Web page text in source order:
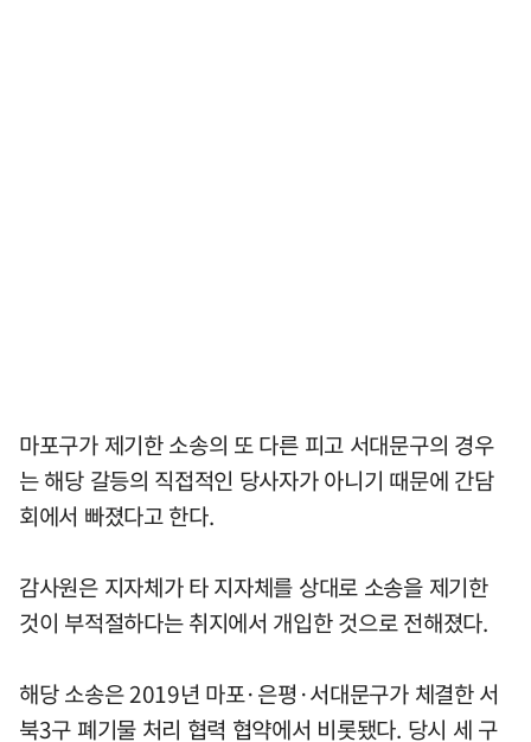
마포구가 제기한 소송의 또 다른 피고 서대문구의 경우
는 해당 갈등의 직접적인 당사자가 아니기 때문에 간담
회에서 빠졌다고 한다.
감사원은 지자체가 타 지자체를 상대로 소송을 제기한
것이 부적절하다는 취지에서 개입한 것으로 전해졌다.
해당 소송은 2019년 마포·은평·서대문구가 체결한 서
북3구 폐기물 처리 협력 협약에서 비롯됐다. 당시 세 구